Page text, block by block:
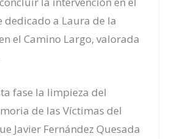
dedicado a Laura de la
el Camino Largo, valorada
fase la limpieza del
de las Víctimas del
Javier Fernández Quesada